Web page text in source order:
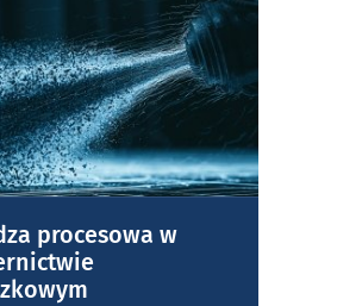
procesowa w